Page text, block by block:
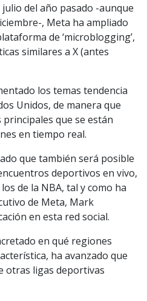
del año pasado -aunque
, Meta ha ampliado
de ‘microblogging’,
similares a X (antes
los temas tendencia
Unidos, de manera que
que se están
en tiempo real.
que también será posible
deportivos en vivo,
de la NBA, tal y como ha
de Meta, Mark
en esta red social.
en qué regiones
ha avanzado que
otras ligas deportivas